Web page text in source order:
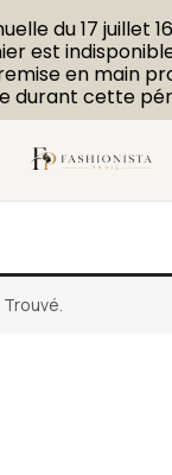
du 17 juillet
est
en main
durant cette